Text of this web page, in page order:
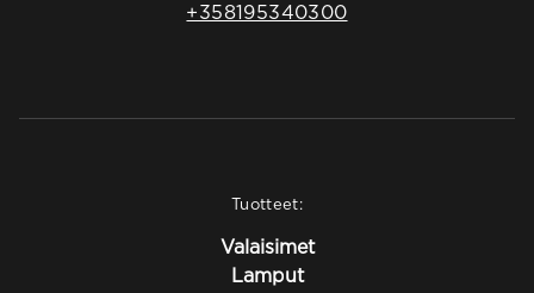
+358195340300
Tuotteet:
Valaisimet
Lamput